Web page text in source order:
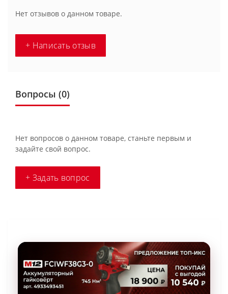
Нет отзывов о данном товаре.
+ Написать отзыв
Вопросы (0)
Нет вопросов о данном товаре, станьте первым и
задайте свой вопрос.
+ Задать вопрос